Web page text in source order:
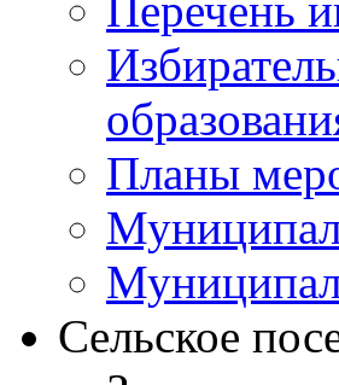
Перечень
Планы
Сельское